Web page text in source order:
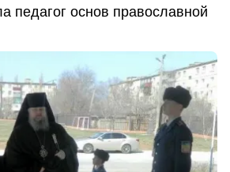
педагог основ православной